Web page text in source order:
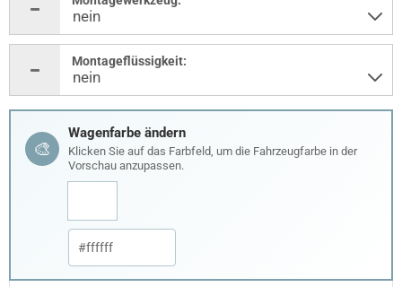
Montageflüssigkeit:
🎨
Wagenfarbe ändern
Klicken Sie auf das Farbfeld, um die Fahrzeugfarbe in der
Vorschau anzupassen.